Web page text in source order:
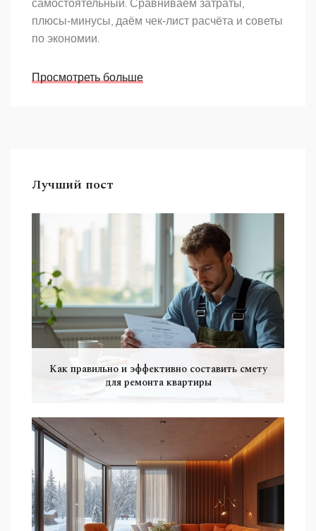
самостоятельный. Сравниваем затраты,
плюсы‑минусы, даём чек‑лист расчёта и советы
по экономии.
Просмотреть больше
Лучший пост
Как правильно и эффективно составить смету
для ремонта квартиры